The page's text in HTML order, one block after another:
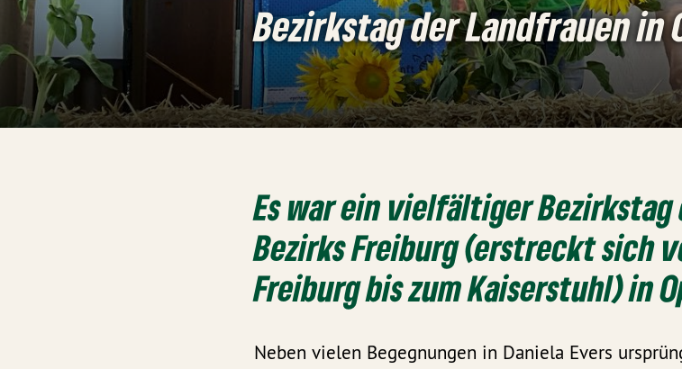
Bezirkstag der Landfrauen in
Es war ein vielfältiger Bezirkstag
Bezirks Freiburg (erstreckt sich
Freiburg bis zum Kaiserstuhl) in
Neben vielen Begegnungen in Daniela Evers